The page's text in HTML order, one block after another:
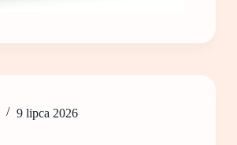
9 lipca 2026